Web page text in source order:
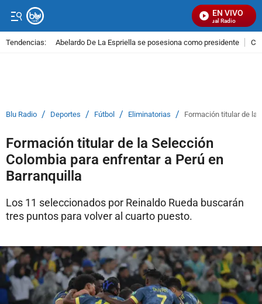
EN VIVO
Señal Visual Radio
Tendencias: Abelardo De La Espriella se posesiona como presidente
Blu Radio / Deportes / Fútbol / Eliminatorias / Formación titular de la
Formación titular de la Selección
Colombia para enfrentar a Perú en
Barranquilla
Los 11 seleccionados por Reinaldo Rueda buscarán
tres puntos para volver al cuarto puesto.